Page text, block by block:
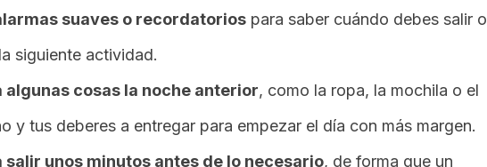
suaves o recordatorios para saber cuándo debes salir o
siguiente actividad.
algunas cosas la noche anterior, como la ropa, la mochila o el
y tus deberes a entregar para empezar el día con más margen.
salir unos minutos antes de lo necesario, de forma que un